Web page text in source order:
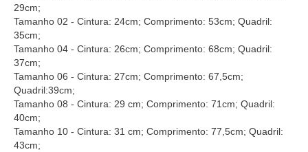
29cm;
Tamanho 02 - Cintura: 24cm; Comprimento: 53cm; Quadril:
35cm;
Tamanho 04 - Cintura: 26cm; Comprimento: 68cm; Quadril:
37cm;
Tamanho 06 - Cintura: 27cm; Comprimento: 67,5cm;
Quadril:39cm;
Tamanho 08 - Cintura: 29 cm; Comprimento: 71cm; Quadril:
40cm;
Tamanho 10 - Cintura: 31 cm; Comprimento: 77,5cm; Quadril:
43cm;